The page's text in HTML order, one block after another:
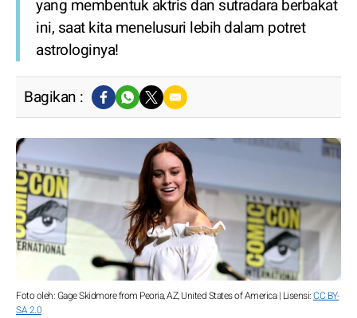
yang membentuk aktris dan sutradara berbakat
ini, saat kita menelusuri lebih dalam potret
astrologinya!
Bagikan :
Foto oleh: Gage Skidmore from Peoria, AZ, United States of America | Lisensi:CC BY-
SA 2.0